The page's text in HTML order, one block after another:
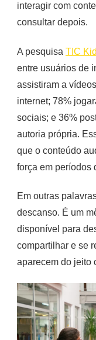
interagir com
consultar depois.
A pesquisa TIC
entre usuários de
assistiram a
internet; 78%
sociais; e 36%
autoria própria.
que o conteúdo
força em períodos
Em outras
descanso. É um
disponível para
compartilhar e se
aparecem do jeito